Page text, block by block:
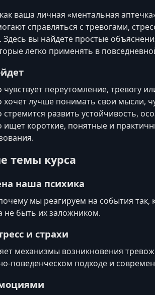
ваша личная «ментальная
справляться с тревогами,
вы найдете простые
легко применять в
чувствует переутомление, тревогу
хочет лучше понимать свои мысли,
стремится развить устойчивость,
ищет короткие, понятные и
темы курса
наша психика
мы реагируем на события так,
не быть их заложником.
и страхи
механизмы возникновения
подходе и